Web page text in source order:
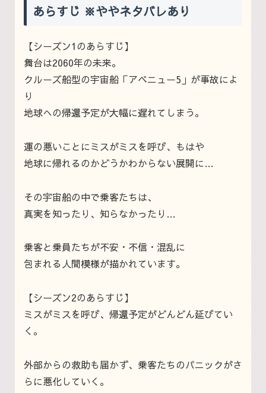
あらすじ ※ややネタバレあり
【シーズン1のあらすじ】
舞台は2060年の未来。
クルーズ船型の宇宙船「アベニュー5」が事故によ
り
地球への帰還予定が大幅に遅れてしまう。
運の悪いことにミスがミスを呼び、もはや
地球に帰れるのかどうかわからない展開に…
その宇宙船の中で乗客たちは、
真実を知ったり、知らなかったり…
乗客と乗員たちが不安・不信・混乱に
包まれる人間模様が描かれています。
【シーズン2のあらすじ】
ミスがミスを呼び、帰還予定がどんどん延びてい
く。
外部からの救助も届かず、乗客たちのパニックがさ
らに悪化していく。